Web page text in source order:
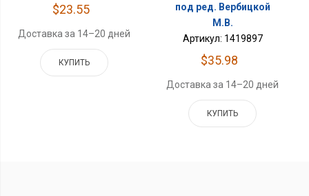
$23.55
Доставка за 14–20 дней
КУПИТЬ
под ред. Вербицкой
М.В.
Артикул: 1419897
$35.98
Доставка за 14–20 дней
КУПИТЬ